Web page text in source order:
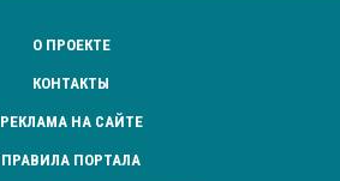
О ПРОЕКТЕ
КОНТАКТЫ
РЕКЛАМА НА САЙТЕ
ПРАВИЛА ПОРТАЛА